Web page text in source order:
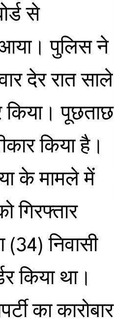
से
आया। पुलिस ने
देर रात साले
किया। पूछताछ
किया है।
के मामले में
गिरफ्तार
निवासी
किया था।
का कारोबार